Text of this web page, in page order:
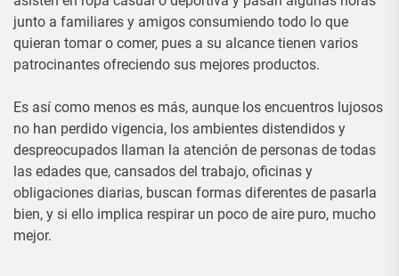
junto a familiares y amigos consumiendo todo lo que
quieran tomar o comer, pues a su alcance tienen varios
patrocinantes ofreciendo sus mejores productos.
Es así como menos es más, aunque los encuentros lujosos
no han perdido vigencia, los ambientes distendidos y
despreocupados llaman la atención de personas de todas
las edades que, cansados del trabajo, oficinas y
obligaciones diarias, buscan formas diferentes de pasarla
bien, y si ello implica respirar un poco de aire puro, mucho
mejor.